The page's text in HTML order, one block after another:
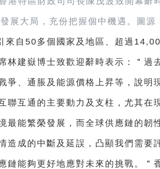
展大局，充份把握個中機遇。圖源
來自50多個國家及地區、超過
林建嶽博士致歡迎辭時表示：＂過
爭、通脹及能源價格上昇等，說明
聯互通的主要動力及支柱，尤其在
最能繁榮發展，而全球供應鏈的韌
造成的中斷及延誤，凸顯我們需要
鏈能夠更好地應對未來的挑戰。＂